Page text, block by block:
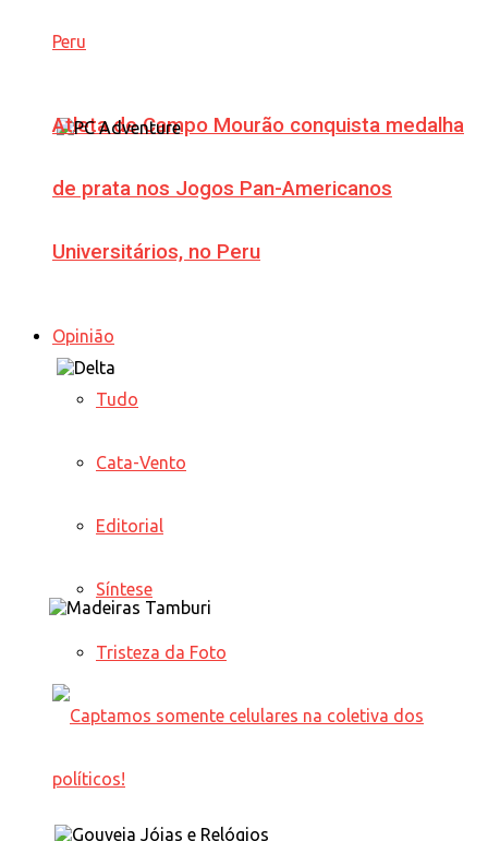
Atleta de Campo Mourão conquista medalha
de prata nos Jogos Pan-Americanos
Universitários, no Peru
Opinião
Tudo
Cata-Vento
Editorial
Síntese
Tristeza da Foto